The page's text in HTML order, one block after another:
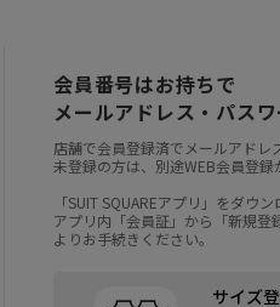
会員番号はお持ちで
メールアドレス・パス
店舗で会員登録済でメールアドレ
未登録の方は、別途WEB会員登録
「SUIT SQUAREアプリ」をダウン
アプリ内「会員証」から「新規登
よりお手続きください。
サイズ